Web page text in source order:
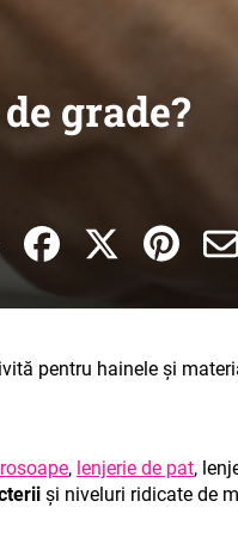
grade?
pentru hainele și
, lenjerie de pat,
și niveluri ridicate de